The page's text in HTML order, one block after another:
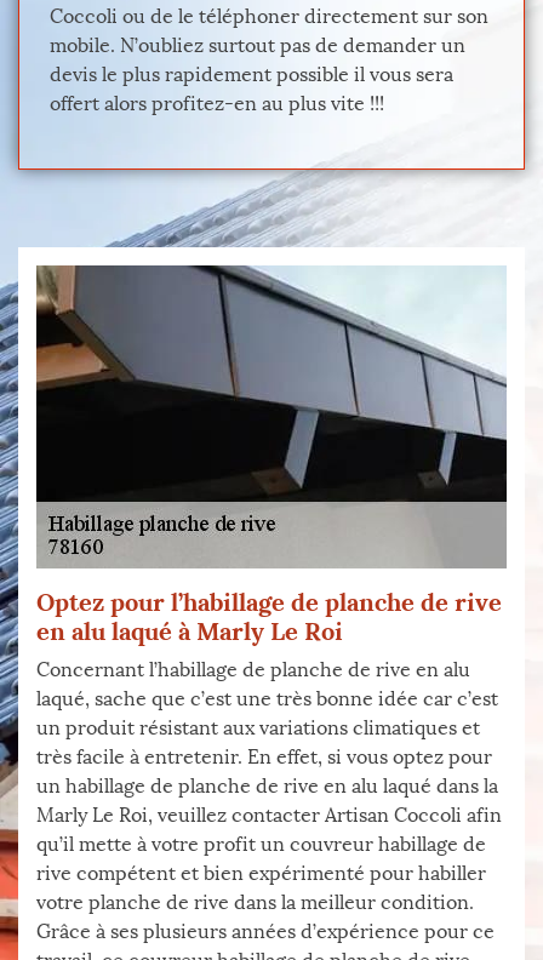
Coccoli ou de le téléphoner directement sur son
mobile. N’oubliez surtout pas de demander un
devis le plus rapidement possible il vous sera
offert alors profitez-en au plus vite !!!
Optez pour l’habillage de planche de rive
en alu laqué à Marly Le Roi
Concernant l’habillage de planche de rive en alu
laqué, sache que c’est une très bonne idée car c’est
un produit résistant aux variations climatiques et
très facile à entretenir. En effet, si vous optez pour
un habillage de planche de rive en alu laqué dans la
Marly Le Roi, veuillez contacter Artisan Coccoli afin
qu’il mette à votre profit un couvreur habillage de
rive compétent et bien expérimenté pour habiller
votre planche de rive dans la meilleur condition.
Grâce à ses plusieurs années d’expérience pour ce